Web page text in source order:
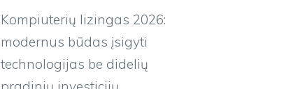
Kompiuterių lizingas 2026:
modernus būdas įsigyti
technologijas be didelių